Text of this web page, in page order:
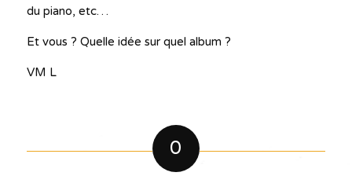
du piano, etc…
Et vous ? Quelle idée sur quel album ?
VM L
0